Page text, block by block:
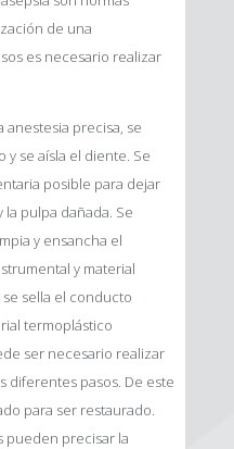
de una
es necesario realizar
anestesia precisa, se
se aísla el diente. Se
posible para dejar
pulpa dañada. Se
y ensancha el
y material
sella el conducto
termoplástico
ser necesario realizar
diferentes pasos. De este
para ser restaurado.
pueden precisar la